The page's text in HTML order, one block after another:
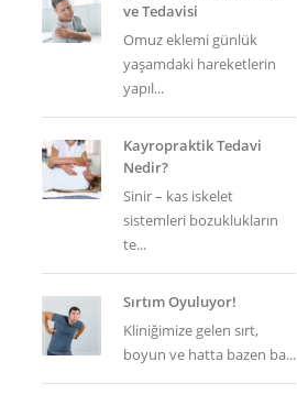
ve Tedavisi
Omuz eklemi günlük
yaşamdaki hareketlerin
yapıl...
Kayropraktik Tedavi
Nedir?
Sinir – kas iskelet
sistemleri bozuklukların
te...
Sırtım Oyuluyor!
Kliniğimize gelen sırt,
boyun ve hatta bazen ba...